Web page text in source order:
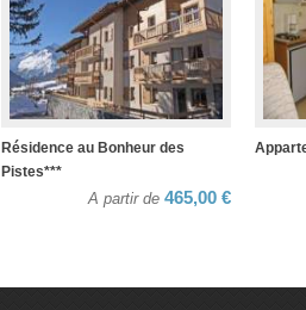
Résidence au Bonheur des
Pistes***
A partir de 465,00 €